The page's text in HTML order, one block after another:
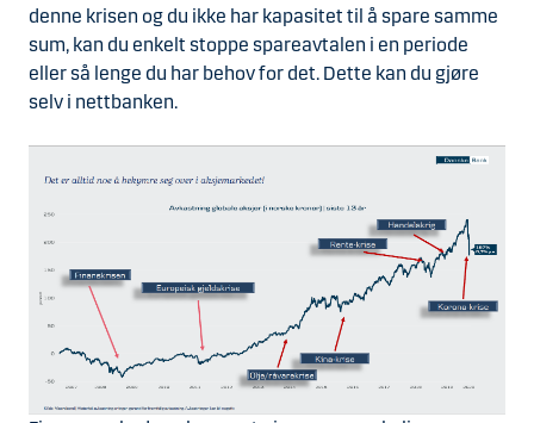
denne krisen og du ikke har kapasitet til å spare samme
sum, kan du enkelt stoppe spareavtalen i en periode
eller så lenge du har behov for det. Dette kan du gjøre
selv i nettbanken.